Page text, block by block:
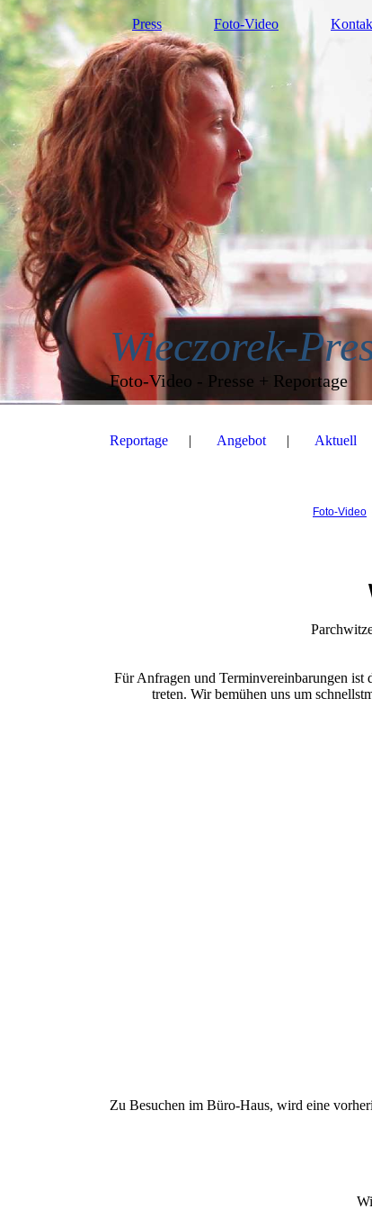
Press Foto-Video
Wieczorek-
Foto-Video - Presse + Reportage
Reportage Angebot Aktuell
Foto-Video
Für Anfragen und Terminvereinbarungen ist
treten. Wir bemühen uns um
Zu Besuchen im Büro-Haus, wird eine